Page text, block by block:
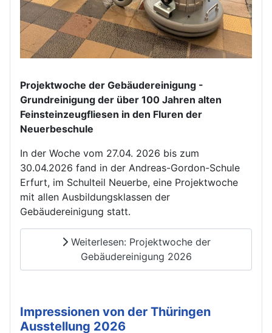
Projektwoche der Gebäudereinigung -
Grundreinigung der über 100 Jahren alten
Feinsteinzeugfliesen in den Fluren der
Neuerbeschule
In der Woche vom 27.04. 2026 bis zum
30.04.2026 fand in der Andreas-Gordon-Schule
Erfurt, im Schulteil Neuerbe, eine Projektwoche
mit allen Ausbildungsklassen der
Gebäudereinigung statt.
Weiterlesen: Projektwoche der
Gebäudereinigung 2026
Impressionen von der Thüringen
Ausstellung 2026